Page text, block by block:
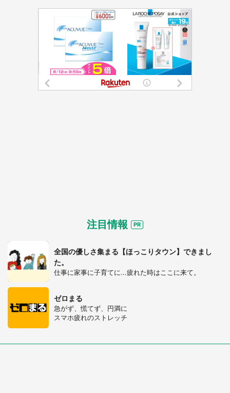
注目情報
全国の優しさ集まる【ほっこりタウン】できまし
た。
仕事に家事に子育てに...疲れた時はここに来て。
ゼロまる
急がず、慌てず、円満に
スマホ疲れのストレッチ